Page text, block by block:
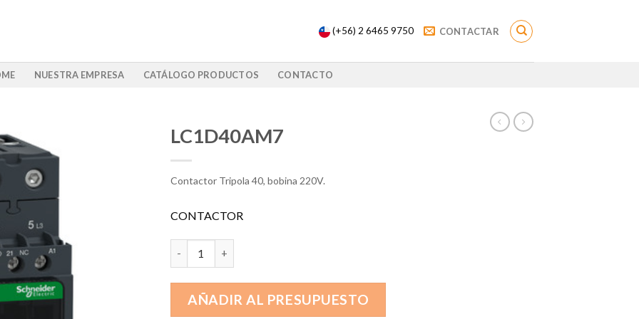
(+56) 2 6465 9750 CONTACTAR
NUESTRA EMPRESA CATÁLOGO PRODUCTOS CONTACTO
LC1D40AM7
Contactor Tripola 40, bobina 220V.
CONTACTOR
AÑADIR AL PRESUPUESTO